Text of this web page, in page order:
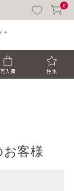
0
再入荷 特集
客様